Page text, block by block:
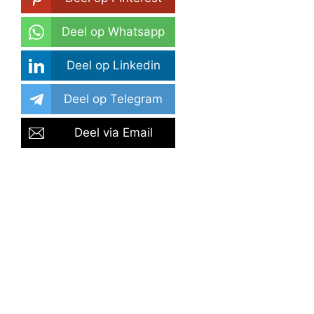
Deel op Whatsapp
Deel op Linkedin
Deel op Telegram
Deel via Email
World Organizing Day